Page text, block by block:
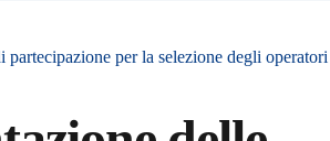
partecipazione per la selezione degli